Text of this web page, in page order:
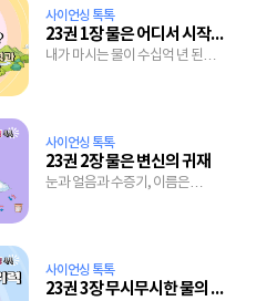
사이언싱 톡톡
23권 1장 물은 어디서 시작됐을까?
내가 마시는 물이 수십억 년 된
사이언싱 톡톡
23권 2장 물은 변신의 귀재
눈과 얼음과 수증기, 이름은
사이언싱 톡톡
23권 3장 무시무시한 물의 위력